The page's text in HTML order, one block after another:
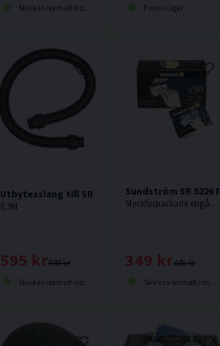
Skickas normalt inom 1-3 dagar Finns i lager
Utbytesslang till SR 540
0,9M
849 kr
595 kr
Skickas normalt inom 2-5 dagar
Sundström SR 5226
Styckförpackade engångsservetter, vatten och 5% Anjon- och Nonjontensider.
445 kr
349 kr
Skickas normalt inom 2-5 dagar